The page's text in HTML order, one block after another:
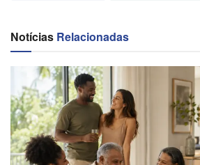
Notícias Relacionadas